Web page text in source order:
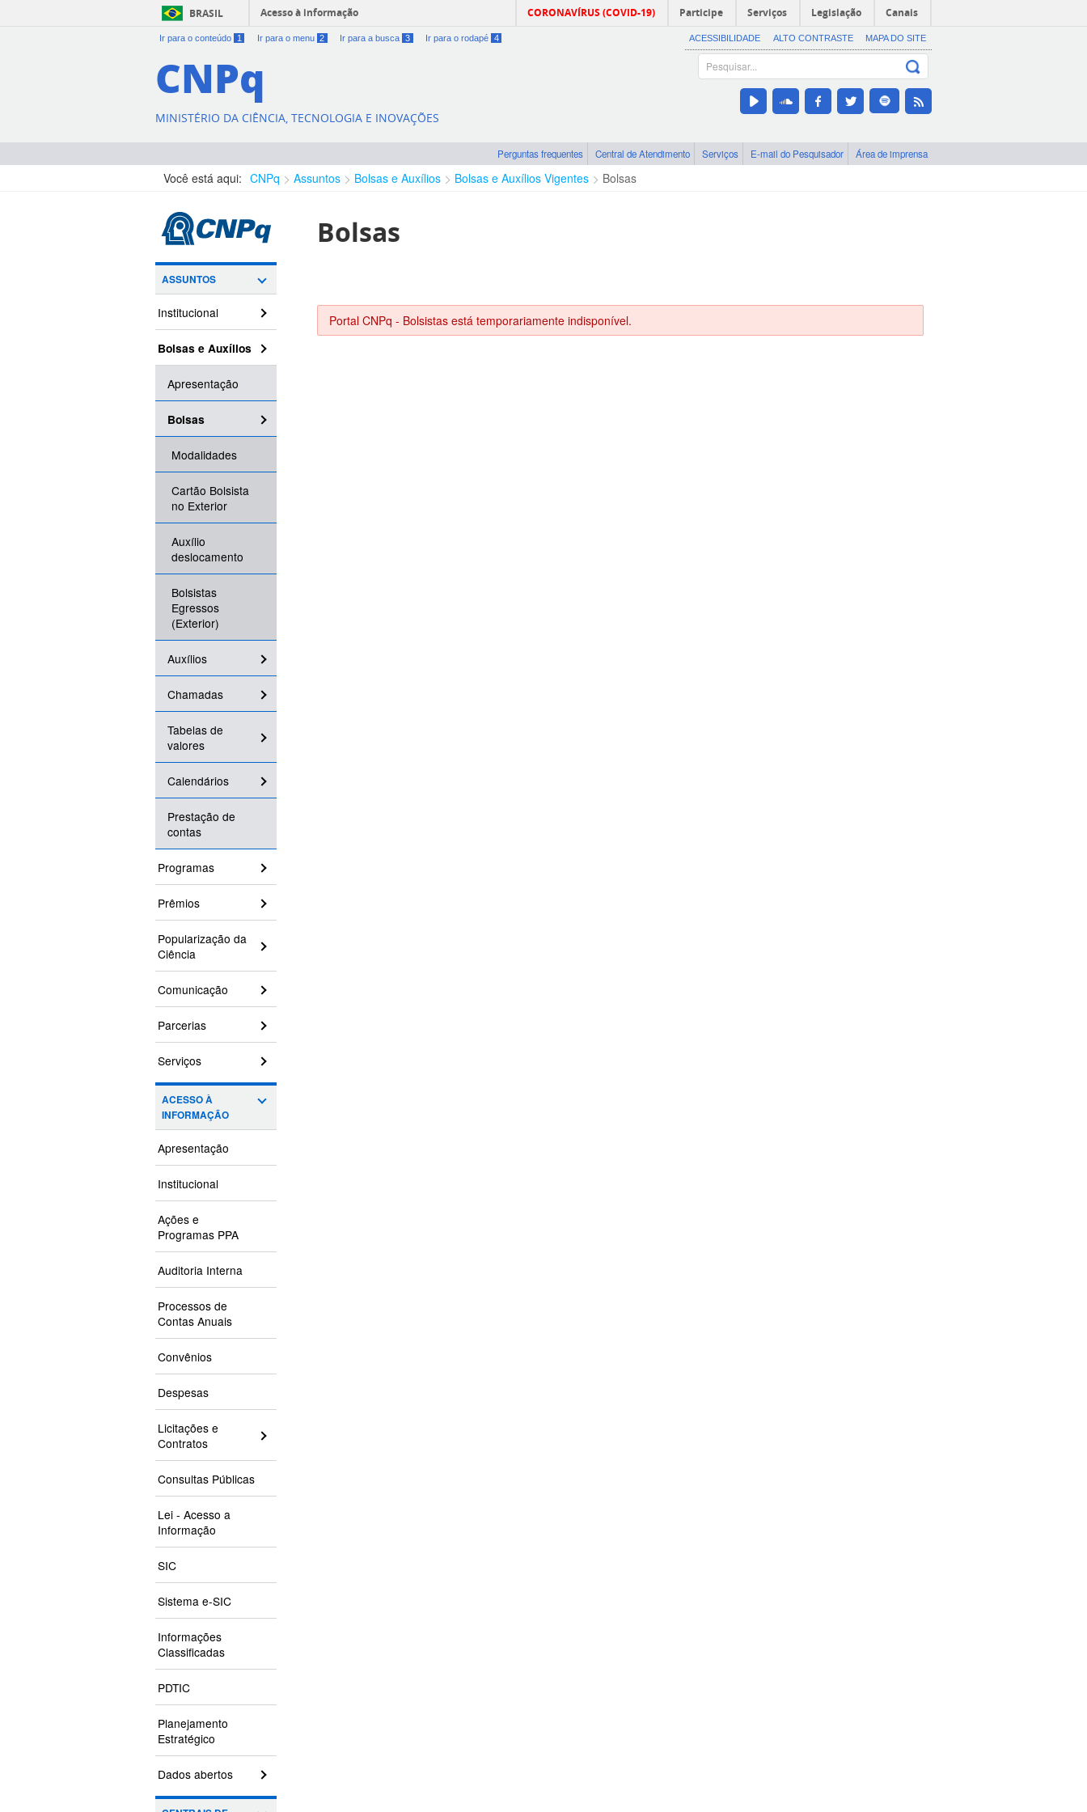
BRASIL Acesso à informação CORONAVÍRUS (COVID-19) Participe Serviços Legislação Canais
Ir para o conteúdo 1 Ir para o menu 2 Ir para a busca 3 Ir para o rodapé 4 ACESSIBILIDADE ALTO CONTRASTE MAPA DO SITE
CNPq
MINISTÉRIO DA CIÊNCIA, TECNOLOGIA E INOVAÇÕES
Perguntas frequentes Central de Atendimento Serviços E-mail do Pesquisador Área de imprensa
Você está aqui: CNPq Assuntos Bolsas e Auxílios Bolsas e Auxílios Vigentes Bolsas
ASSUNTOS
Institucional
Bolsas e Auxílios
Apresentação
Bolsas
Modalidades
Cartão Bolsista
no Exterior
Auxílio
deslocamento
Bolsistas
Egressos
(Exterior)
Auxílios
Chamadas
Tabelas de
valores
Calendários
Prestação de
contas
Programas
Prêmios
Popularização da
Ciência
Comunicação
Parcerias
Serviços
ACESSO À
INFORMAÇÃO
Apresentação
Institucional
Ações e
Programas PPA
Auditoria Interna
Processos de
Contas Anuais
Convênios
Despesas
Licitações e
Contratos
Consultas Públicas
Lei - Acesso a
Informação
SIC
Sistema e-SIC
Informações
Classificadas
PDTIC
Planejamento
Estratégico
Dados abertos
Bolsas
Portal CNPq - Bolsistas está temporariamente indisponível.